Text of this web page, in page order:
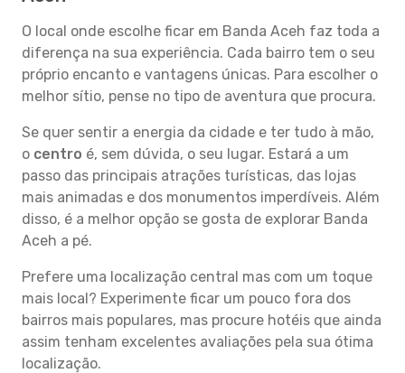
O local onde escolhe ficar em Banda Aceh faz toda a
diferença na sua experiência. Cada bairro tem o seu
próprio encanto e vantagens únicas. Para escolher o
melhor sítio, pense no tipo de aventura que procura.
Se quer sentir a energia da cidade e ter tudo à mão,
o centro é, sem dúvida, o seu lugar. Estará a um
passo das principais atrações turísticas, das lojas
mais animadas e dos monumentos imperdíveis. Além
disso, é a melhor opção se gosta de explorar Banda
Aceh a pé.
Prefere uma localização central mas com um toque
mais local? Experimente ficar um pouco fora dos
bairros mais populares, mas procure hotéis que ainda
assim tenham excelentes avaliações pela sua ótima
localização.